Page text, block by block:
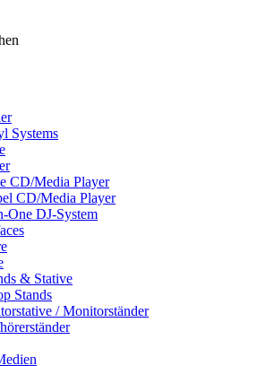
Systems
CD/Media Player
CD/Media Player
One DJ-System
& Stative
Stands
/ Monitorständer